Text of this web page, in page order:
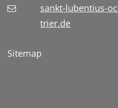
sankt-lubentius-
trier.de
Sitemap